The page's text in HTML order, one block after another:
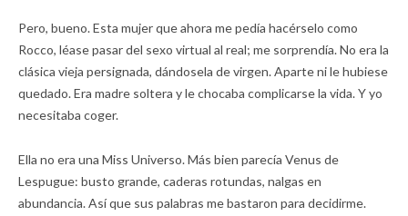
Pero, bueno. Esta mujer que ahora me pedía hacérselo como
Rocco, léase pasar del sexo virtual al real; me sorprendía. No era la
clásica vieja persignada, dándosela de virgen. Aparte ni le hubiese
quedado. Era madre soltera y le chocaba complicarse la vida. Y yo
necesitaba coger.
Ella no era una Miss Universo. Más bien parecía Venus de
Lespugue: busto grande, caderas rotundas, nalgas en
abundancia. Así que sus palabras me bastaron para decidirme.